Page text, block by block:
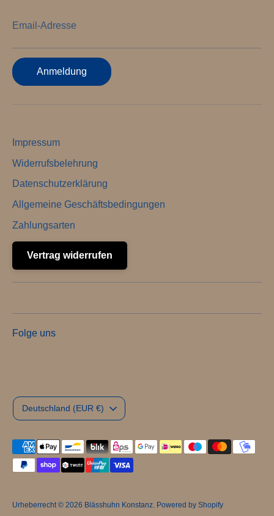
Email-Adresse
Anmeldung
Impressum
Widerrufsbelehrung
Datenschutzerklärung
Allgemeine Geschäftsbedingungen
Zahlungsarten
Vertrag widerrufen
Folge uns
Urheberrecht © 2026 Blässhuhn Konstanz. Powered by Shopify
Währung
Deutschland (EUR €)
Akzeptierte
Zahlungsarten